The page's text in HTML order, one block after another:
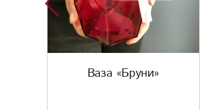
Мягкая игрушка «